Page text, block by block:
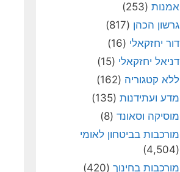
אמנות (253)
גרשון הכהן (817)
דור יחזקאלי (16)
דניאל יחזקאלי (15)
ללא קטגוריה (162)
מדע ועתידנות (135)
מוסיקה וסאונד (8)
מורכבות בביטחון לאומי
(4,504)
מורכבות בחינוך (420)